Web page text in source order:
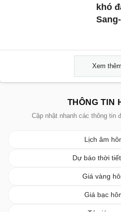
khó
Xem thêm
THÔNG TIN
Cập nhật nhanh các thông tin
Lịch âm
Dự báo thời
Giá vàng
Giá bạc